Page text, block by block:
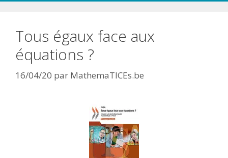
Tous égaux face aux
équations ?
16/04/20 par MathemaTICEs.be